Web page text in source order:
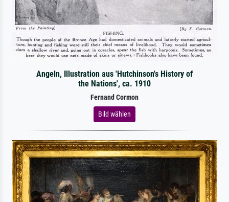
Angeln, Illustration aus 'Hutchinson's History of
the Nations', ca. 1910
Fernand Cormon
Bild wählen